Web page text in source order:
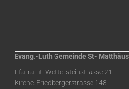
Evang.-Luth Gemeinde St- Matthäus
Pfarramt: Wettersteinstrasse 21
Kirche: Friedbergerstrasse 148